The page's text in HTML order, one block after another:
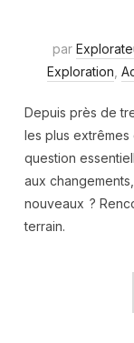
par
Exploration
Depuis près de
les plus
question
aux
nouveaux ?
terrain.